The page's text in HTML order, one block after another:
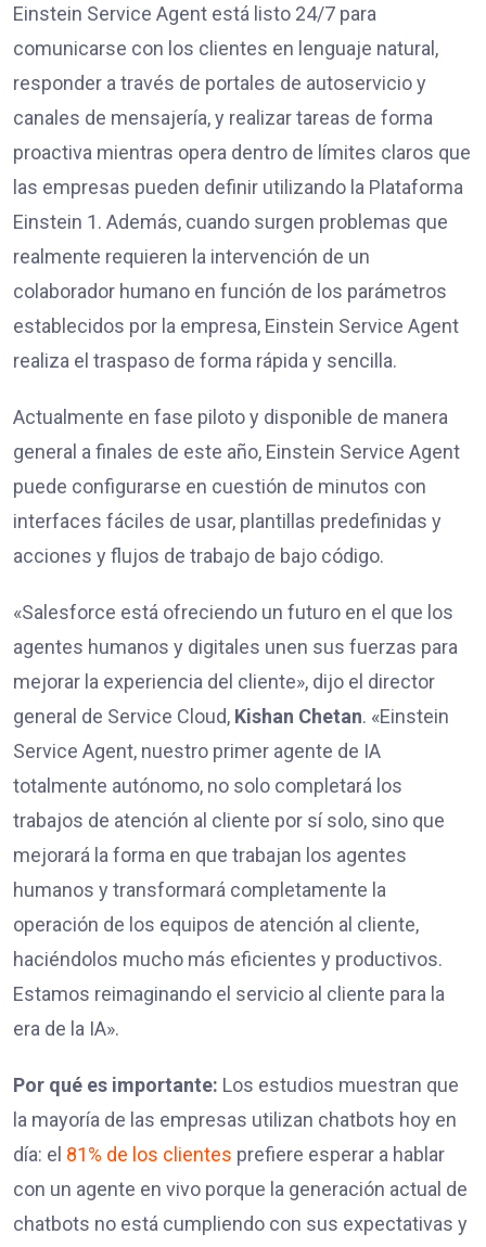
Einstein Service Agent está listo 24/7 para
comunicarse con los clientes en lenguaje natural,
responder a través de portales de autoservicio y
canales de mensajería, y realizar tareas de forma
proactiva mientras opera dentro de límites claros que
las empresas pueden definir utilizando la Plataforma
Einstein 1. Además, cuando surgen problemas que
realmente requieren la intervención de un
colaborador humano en función de los parámetros
establecidos por la empresa, Einstein Service Agent
realiza el traspaso de forma rápida y sencilla.
Actualmente en fase piloto y disponible de manera
general a finales de este año, Einstein Service Agent
puede configurarse en cuestión de minutos con
interfaces fáciles de usar, plantillas predefinidas y
acciones y flujos de trabajo de bajo código.
«Salesforce está ofreciendo un futuro en el que los
agentes humanos y digitales unen sus fuerzas para
mejorar la experiencia del cliente», dijo el director
general de Service Cloud, Kishan Chetan. «Einstein
Service Agent, nuestro primer agente de IA
totalmente autónomo, no solo completará los
trabajos de atención al cliente por sí solo, sino que
mejorará la forma en que trabajan los agentes
humanos y transformará completamente la
operación de los equipos de atención al cliente,
haciéndolos mucho más eficientes y productivos.
Estamos reimaginando el servicio al cliente para la
era de la IA».
Por qué es importante: Los estudios muestran que
la mayoría de las empresas utilizan chatbots hoy en
día: el 81% de los clientes prefiere esperar a hablar
con un agente en vivo porque la generación actual de
chatbots no está cumpliendo con sus expectativas y